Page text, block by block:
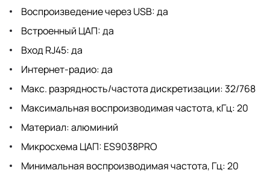
Воспроизведение через USB: да
Встроенный ЦАП: да
Вход RJ45: да
Интернет-радио: да
Макс. разрядность/частота дискретизации: 32/768
Максимальная воспроизводимая частота, кГц: 20
Материал: алюминий
Микросхема ЦАП: ES9038PRO
Минимальная воспроизводимая частота, Гц: 20